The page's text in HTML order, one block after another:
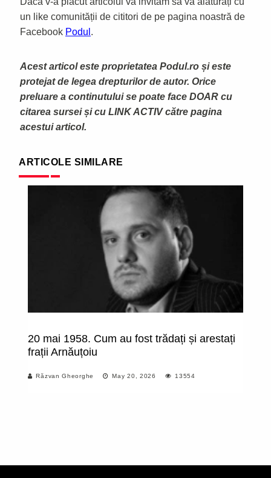
un like comunității de cititori de pe pagina noastră de
Facebook Podul .
Acest articol este proprietatea Podul.ro și este
protejat de legea drepturilor de autor. Orice
preluare a continutului se poate face DOAR cu
citarea sursei și cu LINK ACTIV către pagina
acestui articol.
ARTICOLE SIMILARE
20 mai 1958. Cum au fost trădați și arestați
frații Arnăuțoiu
Răzvan Gheorghe May 20, 2026 13554